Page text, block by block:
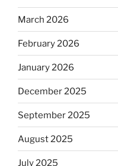
March 2026
February 2026
January 2026
December 2025
September 2025
August 2025
July 2025